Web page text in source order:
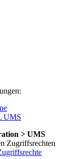
UMS
> UMS
Zugriffsrechten